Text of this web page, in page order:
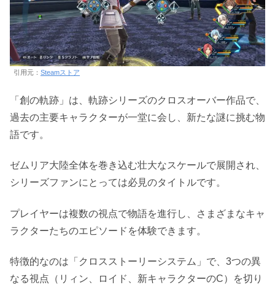
引用元： Steamストア
「創の軌跡」は、軌跡シリーズのクロスオーバー作品で、
過去の主要キャラクターが一堂に会し、新たな謎に挑む物
語です。
ゼムリア大陸全体を巻き込む壮大なスケールで展開され、
シリーズファンにとっては必見のタイトルです。
プレイヤーは複数の視点で物語を進行し、さまざまなキャ
ラクターたちのエピソードを体験できます。
特徴的なのは「クロスストーリーシステム」で、3つの異
なる視点（リィン、ロイド、新キャラクターのC）を切り